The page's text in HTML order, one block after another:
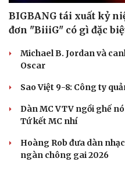
Săn Tour
check-in
BIGBANG tái xuất kỷ
đơn "BiiiG" có gì đặc
Michael B. Jordan và
Oscar
Sao Việt 9-8: Công ty
Dàn MC VTV ngồi ghế
Tứ kết MC nhí
Hoàng Rob đưa dàn
ngàn chông gai 2026